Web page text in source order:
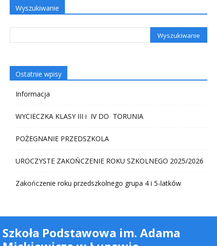
Wyszukiwanie
Ostatnie wpisy
Informacja
WYCIECZKA KLASY III i IV DO TORUNIA
POŻEGNANIE PRZEDSZKOLA
UROCZYSTE ZAKOŃCZENIE ROKU SZKOLNEGO 2025/2026
Zakończenie roku przedszkolnego grupa 4 i 5-latków
Szkoła Podstawowa im. Adama